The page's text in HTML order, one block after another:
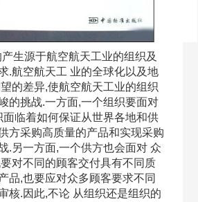
产生源于航空航天工业的组织及
.航空航天工 业的全球化以及地
的差异,使航空航天工业的组织
的挑战.一方面,一个组织要面对
面临着如何保证从世界各地和供
方采购高质量的产品和实现采购
.另一方面,一个供方也会面对 众
对不同的顾客交付具有不同质
品,也要应对众多顾客要求不同
核.因此,不论 从组织还是组织的